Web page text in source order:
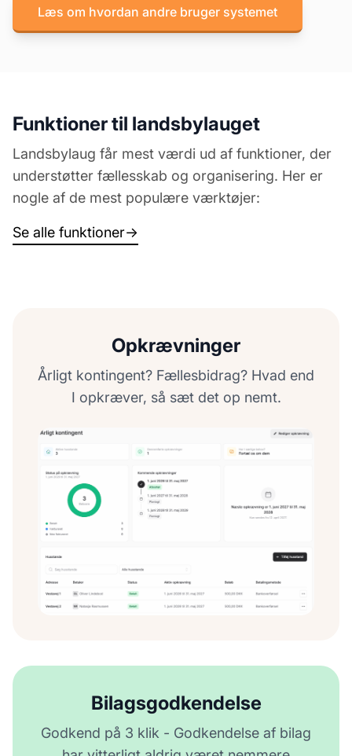
Læs om hvordan andre bruger systemet
Funktioner til landsbylauget
Landsbylaug får mest værdi ud af funktioner, der
understøtter fællesskab og organisering. Her er
nogle af de mest populære værktøjer:
Se alle funktioner→
Opkrævninger
Årligt kontingent? Fællesbidrag? Hvad end
I opkræver, så sæt det op nemt.
Bilagsgodkendelse
Godkend på 3 klik - Godkendelse af bilag